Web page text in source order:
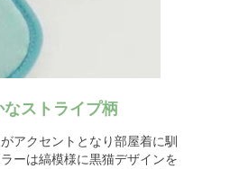
なストライプ柄
アクセントとなり部屋着に馴
ーは縞模様に黒猫デザインを